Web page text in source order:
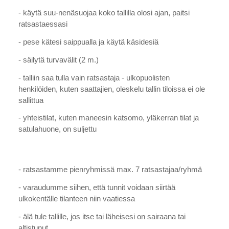
- käytä suu-nenäsuojaa koko tallilla olosi ajan, paitsi
ratsastaessasi
- pese kätesi saippualla ja käytä käsidesiä
- säilytä turvavälit (2 m.)
- talliin saa tulla vain ratsastaja - ulkopuolisten
henkilöiden, kuten saattajien, oleskelu tallin tiloissa ei ole
sallittua
- yhteistilat, kuten maneesin katsomo, yläkerran tilat ja
satulahuone, on suljettu
- ratsastamme pienryhmissä max. 7 ratsastajaa/ryhmä
- varaudumme siihen, että tunnit voidaan siirtää
ulkokentälle tilanteen niin vaatiessa
- älä tule tallille, jos itse tai läheisesi on sairaana tai